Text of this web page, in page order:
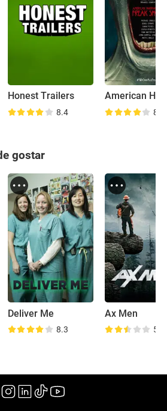
Honest Trailers
8.4 8.4
gostar
Deliver Me
8.3
Ax Men
5.6